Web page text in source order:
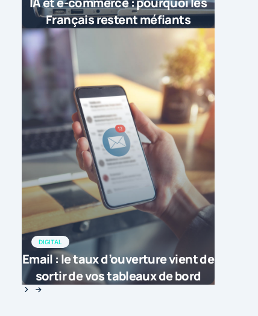
Français restent méfiants
DIGITAL
Email : le taux d’ouverture vient de
sortir de vos tableaux de bord